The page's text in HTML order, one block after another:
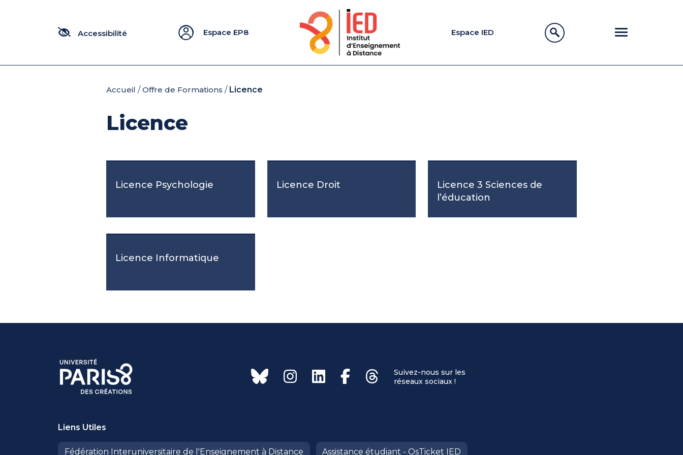
Espace EP8 Espace IED
Accueil / Offre de Formations / Licence
Licence
Licence Psychologie Licence Droit
Licence 3 Sciences de
l’éducation
Licence Informatique
Suivez-nous sur les
réseaux sociaux !
Liens Utiles
Fédération Interuniversitaire de l'Enseignement à Distance Assistance étudiant - OsTicket IED